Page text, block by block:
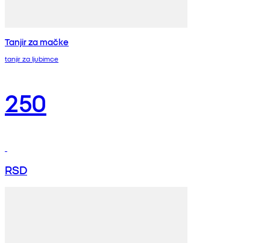
Tanjir za mačke
tanjir za ljubimce
250
RSD